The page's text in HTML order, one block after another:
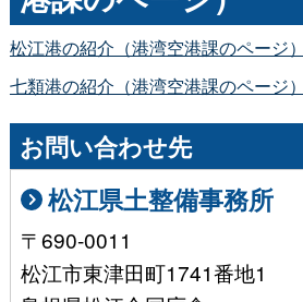
松江港の紹介（港湾空港課のページ）
七類港の紹介（港湾空港課のページ）
お問い合わせ先
松江県土整備事務所
〒690-0011
松江市東津田町1741番地1